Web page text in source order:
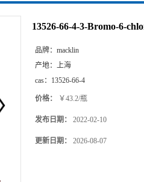
13526-66-4-3-Bromo-6-
品牌： macklin
产地： 上海
cas： 13526-66-4
价格： ￥43.2/瓶
发布日期： 2022-02-10
更新日期： 2026-08-07